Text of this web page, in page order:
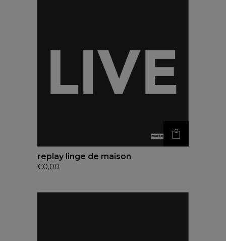
replay linge de maison
€0,00